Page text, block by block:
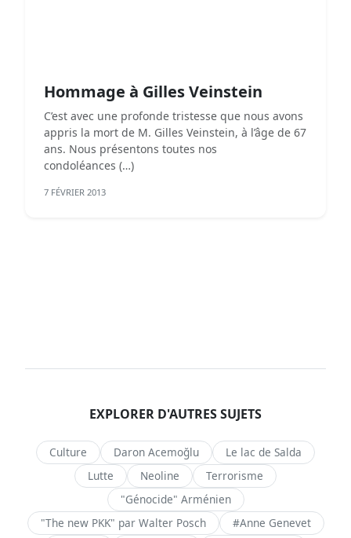
Hommage à Gilles Veinstein
C’est avec une profonde tristesse que nous avons
appris la mort de M. Gilles Veinstein, à l’âge de 67
ans. Nous présentons toutes nos
condoléances (…)
7 FÉVRIER 2013
EXPLORER D'AUTRES SUJETS
Culture Daron Acemoğlu
Le lac de Salda
Lutte
Neoline
Terrorisme
"Génocide" Arménien
"The new PKK" par Walter Posch
#Anne Genevet